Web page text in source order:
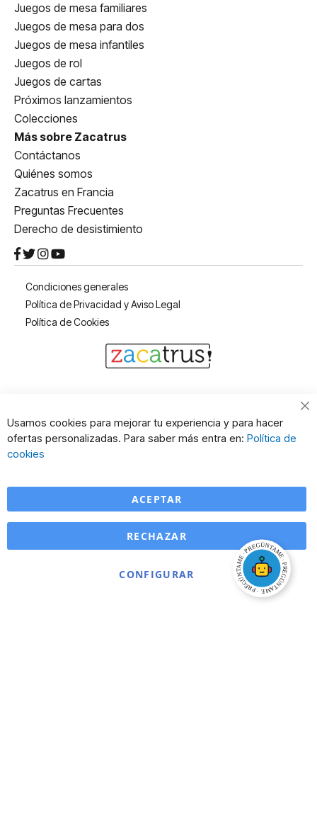
Juegos de mesa familiares
Juegos de mesa para dos
Juegos de mesa infantiles
Juegos de rol
Juegos de cartas
Próximos lanzamientos
Colecciones
Más sobre Zacatrus
Contáctanos
Quiénes somos
Zacatrus en Francia
Preguntas Frecuentes
Derecho de desistimiento
Condiciones generales
Política de Privacidad y Aviso Legal
Política de Cookies
Usamos cookies para mejorar tu experiencia y para hacer
ofertas personalizadas. Para saber más entra en: Política de
cookies
ACEPTAR
CONFIGURAR
RECHAZAR